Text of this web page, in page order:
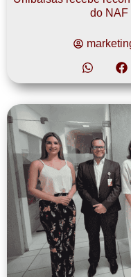
do NAF